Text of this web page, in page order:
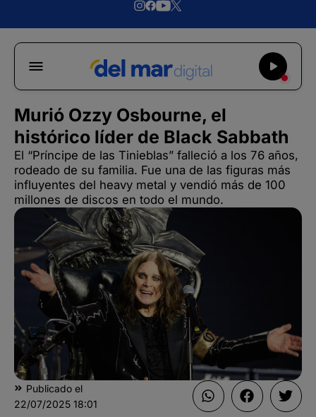
Murió Ozzy Osbourne, el
histórico líder de Black Sabbath
El “Príncipe de las Tinieblas” falleció a los 76 años,
rodeado de su familia. Fue una de las figuras más
influyentes del heavy metal y vendió más de 100
millones de discos en todo el mundo.
Publicado el
22/07/2025 18:01